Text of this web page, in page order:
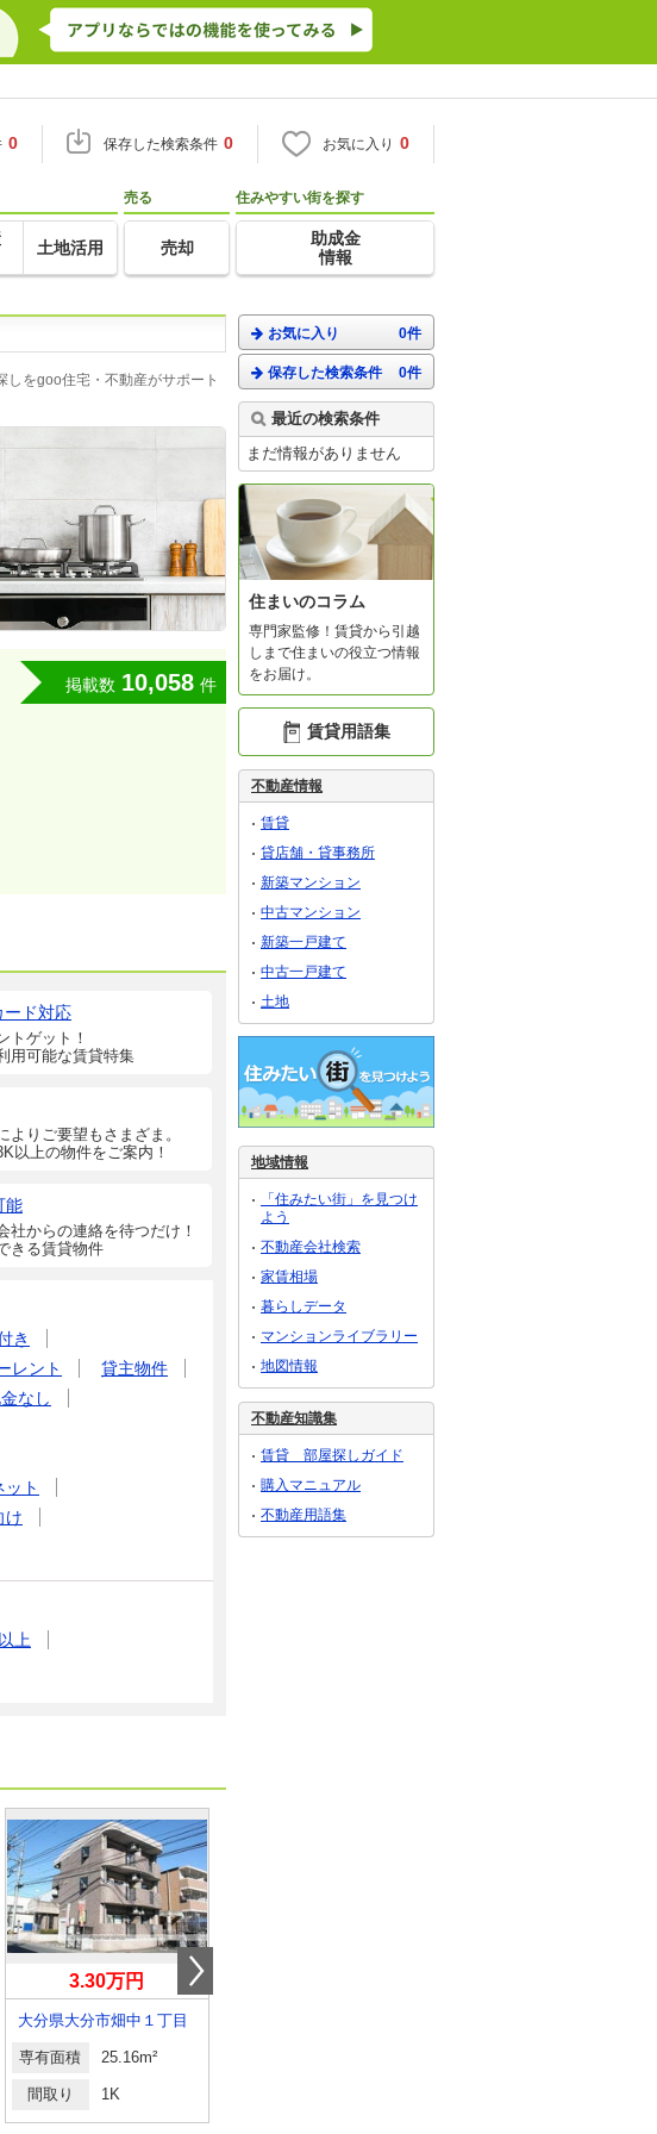
0 保存した検索条件 0 お気に入り 0
土地活用
売る
売却
住みやすい街を探す
助成金
情報
をgoo住宅・不動産がサポート
掲載数 10,058 件
ード対応
トゲット！
用可能な賃貸特集
よりご要望もさまざま。
以上の物件をご案内！
能
社からの連絡を待つだけ！
きる賃貸物件
き
レント
貸主物件
なし
ット
け
上
3.30万円
大分県大分市畑中１丁目
専有面積 25.16m²
間取り 1K
お気に入り 0件
保存した検索条件 0件
最近の検索条件
まだ情報がありません
住まいのコラム
専門家監修！賃貸から引越
しまで住まいの役立つ情報
をお届け。
賃貸用語集
不動産情報
賃貸
貸店舗・貸事務所
新築マンション
中古マンション
新築一戸建て
中古一戸建て
土地
地域情報
「住みたい街」を見つけ
よう
不動産会社検索
家賃相場
暮らしデータ
マンションライブラリー
地図情報
不動産知識集
賃貸 部屋探しガイド
購入マニュアル
不動産用語集